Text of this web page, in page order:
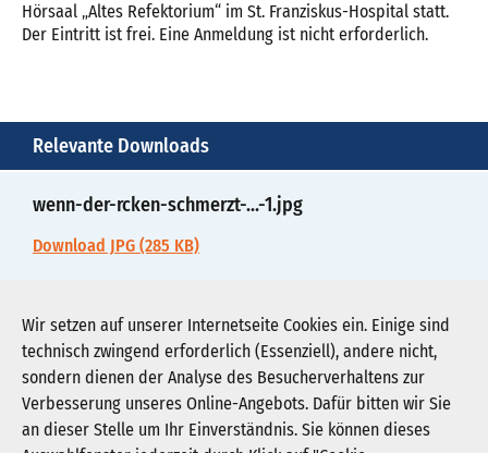
Wir setzen auf unserer Internetseite Cookies ein. Einige sind
technisch zwingend erforderlich (Essenziell), andere nicht,
sondern dienen der Analyse des Besucherverhaltens zur
Verbesserung unseres Online-Angebots. Dafür bitten wir Sie
an dieser Stelle um Ihr Einverständnis. Sie können dieses
Hörsaal „Altes Refektorium“ im St. Franziskus-Hospital statt.
Der Eintritt ist frei. Eine Anmeldung ist nicht erforderlich.
Relevante Downloads
wenn-der-rcken-schmerzt-...-1.jpg
Download JPG (285 KB)
wenn-der-rcken-schmerzt-...-2.pdf
Download PDF (64 KB)